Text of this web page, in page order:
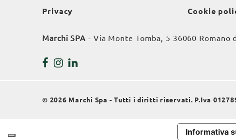
Privacy Cookie
Marchi SPA - Via Monte Tomba, 5 36060 Romano
© 2026 Marchi Spa - Tutti i diritti riservati. P.Iva
Informativa